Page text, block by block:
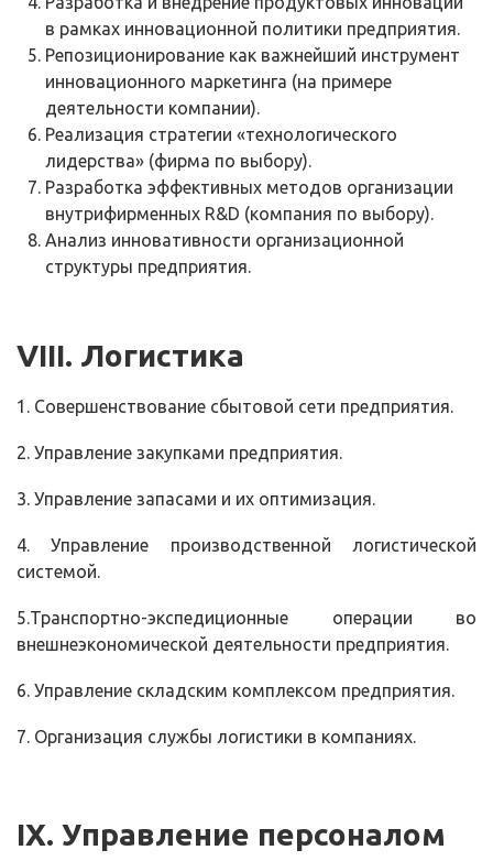
в рамках инновационной политики предприятия.
Репозиционирование как важнейший инструмент
инновационного маркетинга (на примере
деятельности компании).
Реализация стратегии «технологического
лидерства» (фирма по выбору).
Разработка эффективных методов организации
внутрифирменных R&D (компания по выбору).
Анализ инновативности организационной
структуры предприятия.
VIII. Логистика
1. Совершенствование сбытовой сети предприятия.
2. Управление закупками предприятия.
3. Управление запасами и их оптимизация.
4. Управление производственной логистической
системой.
5.Транспортно-экспедиционные операции во
внешнеэкономической деятельности предприятия.
6. Управление складским комплексом предприятия.
7. Организация службы логистики в компаниях.
IХ. Управление персоналом